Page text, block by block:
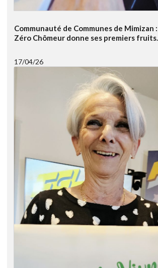
Communauté de Communes de
Zéro Chômeur donne ses premiers
17/04/26